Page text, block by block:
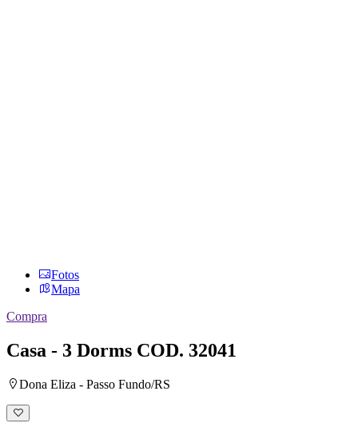
Fotos
Mapa
Compra
Casa - 3 Dorms COD. 32041
Dona Eliza - Passo Fundo/RS
Adicionar
à